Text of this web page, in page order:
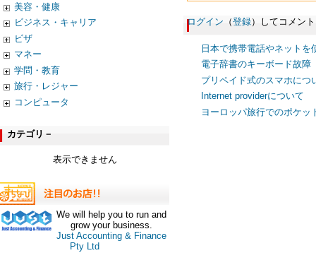
美容・健康
ビジネス・キャリア
ビザ
マネー
学問・教育
旅行・レジャー
コンピュータ
カテゴリ－
表示できません
We will help you to run and
grow your business.
Just Accounting & Finance
Pty Ltd
ログイン （登録）してコメン
日本で携帯電話やネットを
電子辞書のキーボード故障
プリペイド式のスマホにつ
Internet providerについて
ヨーロッパ旅行でのポケッ